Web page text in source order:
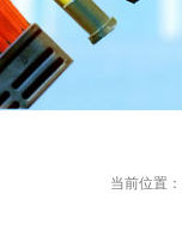
当前位置：